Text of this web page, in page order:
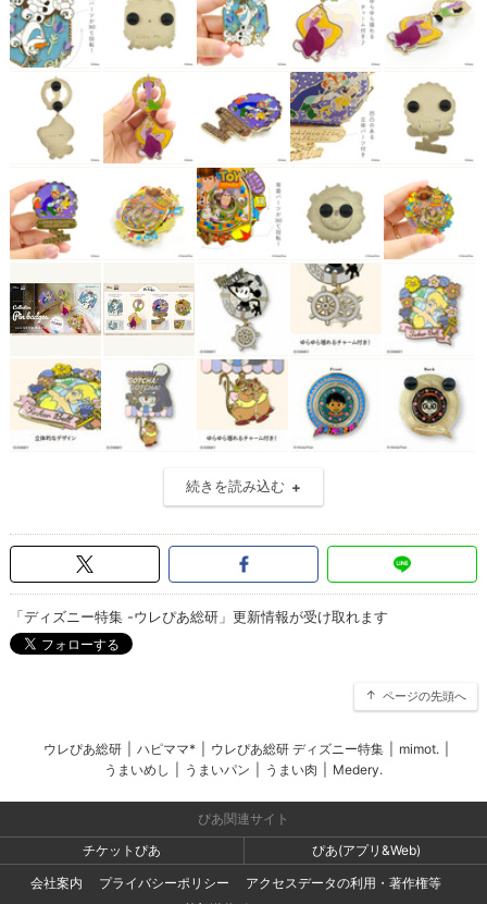
続きを読み込む
「ディズニー特集 -ウレぴあ総研」更新情報が受け取れます
ページの先頭へ
ウレぴあ総研 ハピママ* ウレぴあ総研 ディズニー特集 mimot.
うまいめし
うまいパン うまい肉 Medery.
ぴあ関連サイト
チケットぴあ
ぴあ(アプリ&Web)
会社案内
プライバシーポリシー
アクセスデータの利用・著作権等